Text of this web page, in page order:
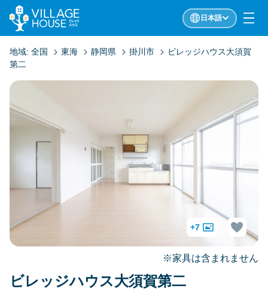
日本語
地域: 全国 東海 静岡県 掛川市
ビレッジハウス大須賀
第二
ビレッジハウス大須賀第二
+7
※家具は含まれません